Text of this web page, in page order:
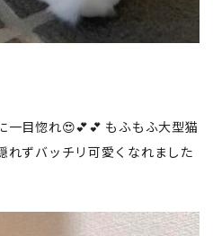
一目惚れ😍💕💕 もふもふ大型猫
れずバッチリ可愛くなれました